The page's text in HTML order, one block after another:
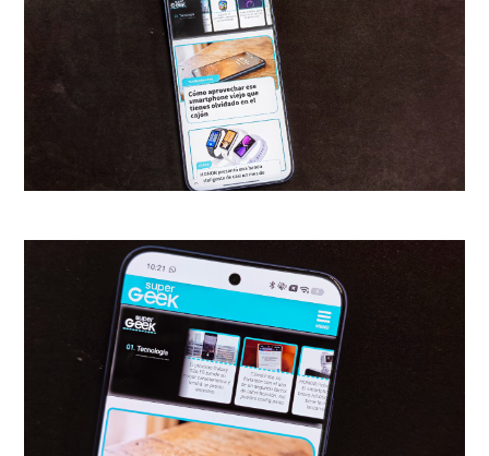
Y es que
puede que las
comparaciones o el nombrar
otras marcas y modelos para
algunos resulte odioso, pero
que hacer ante tanta
información derechamente
inflada, falsa y, sobre todo,
vendida que esparcen los
llamados "influencers tech" que